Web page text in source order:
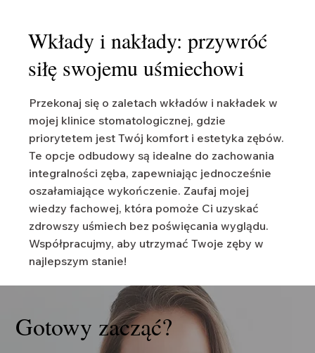
Wkłady i nakłady: przywróć
siłę swojemu uśmiechowi
Przekonaj się o zaletach wkładów i nakładek w
mojej klinice stomatologicznej, gdzie
priorytetem jest Twój komfort i estetyka zębów.
Te opcje odbudowy są idealne do zachowania
integralności zęba, zapewniając jednocześnie
oszałamiające wykończenie. Zaufaj mojej
wiedzy fachowej, która pomoże Ci uzyskać
zdrowszy uśmiech bez poświęcania wyglądu.
Współpracujmy, aby utrzymać Twoje zęby w
najlepszym stanie!
Gotowy zacząć?